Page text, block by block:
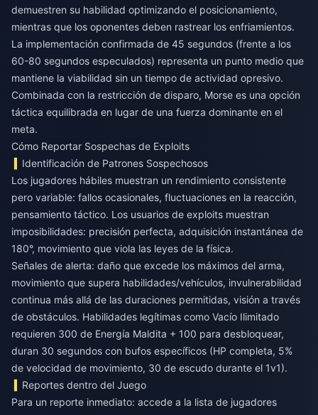
demuestren su habilidad optimizando el posicionamiento,
mientras que los oponentes deben rastrear los enfriamientos.
La implementación confirmada de 45 segundos (frente a los
60-80 segundos especulados) representa un punto medio que
mantiene la viabilidad sin un tiempo de actividad opresivo.
Combinada con la restricción de disparo, Morse es una opción
táctica equilibrada en lugar de una fuerza dominante en el
meta.
Cómo Reportar Sospechas de Exploits
Identificación de Patrones Sospechosos
Los jugadores hábiles muestran un rendimiento consistente
pero variable: fallos ocasionales, fluctuaciones en la reacción,
pensamiento táctico. Los usuarios de exploits muestran
imposibilidades: precisión perfecta, adquisición instantánea de
180°, movimiento que viola las leyes de la física.
Señales de alerta: daño que excede los máximos del arma,
movimiento que supera habilidades/vehículos, invulnerabilidad
continua más allá de las duraciones permitidas, visión a través
de obstáculos. Habilidades legítimas como Vacío Ilimitado
requieren 300 de Energía Maldita + 100 para desbloquear,
duran 30 segundos con bufos específicos (HP completa, 5%
de velocidad de movimiento, 30 de escudo durante el 1v1).
Reportes dentro del Juego
Para un reporte inmediato: accede a la lista de jugadores